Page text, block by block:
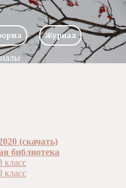
Журнал
(скачать)
библиотека
класс
класс